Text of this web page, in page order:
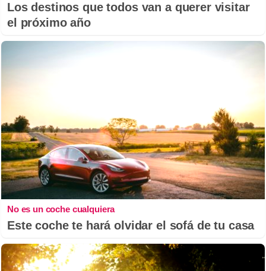
Los destinos que todos van a querer visitar
el próximo año
No es un coche cualquiera
Este coche te hará olvidar el sofá de tu casa